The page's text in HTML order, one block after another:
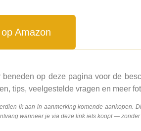
Amazon
beneden op deze pagina voor de
tips, veelgestelde vragen en meer
ik aan in aanmerking komende aankopen.
wanneer je via deze link iets koopt — zonder